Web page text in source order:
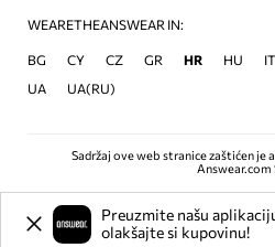
WEARETHEANSWEAR IN:
BG CY CZ GR HR HU IT
UA
UA(RU)
Sadržaj ove web stranice zaštićen
Answear.com
Preuzmite našu
olakšajte si kupovinu!